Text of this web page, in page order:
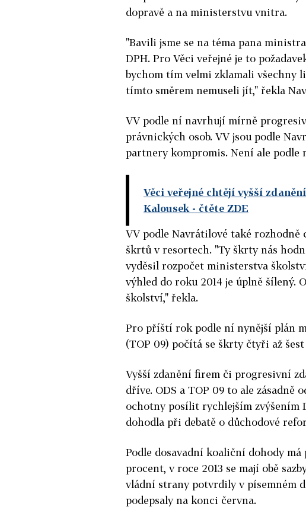
dopravě a na ministerstvu vnitra.
"Bavili jsme se na téma pana
DPH. Pro Věci veřejné je to
bychom tím velmi zklamali všechny
tímto směrem nemuseli jít," řekla
VV podle ní navrhují mírně
právnických osob. VV jsou podle
partnery kompromis. Není ale podle
Věci veřejné chtějí vyšší
Kalousek - čtěte ZDE
VV podle Navrátilové také
škrtů v resortech. "Ty škrty nás
vyděsil rozpočet ministerstva
výhled do roku 2014 je úplně šílený.
školství," řekla.
Pro příští rok podle ní nynější plán
(TOP 09) počítá se škrty čtyři až
Vyšší zdanění firem či progresivní
dříve. ODS a TOP 09 to ale
ochotny posílit rychlejším zvýšením
dohodla při debatě o důchodové
Podle dosavadní koaliční dohody
procent, v roce 2013 se mají obě
vládní strany potvrdily v písemném
podepsaly na konci června.